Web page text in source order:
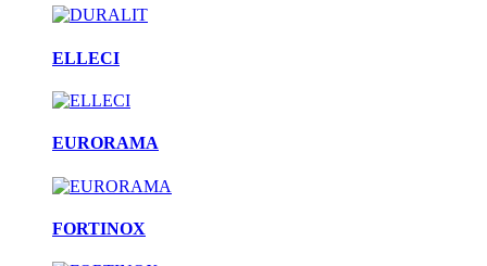
ELLECI
EURORAMA
FORTINOX